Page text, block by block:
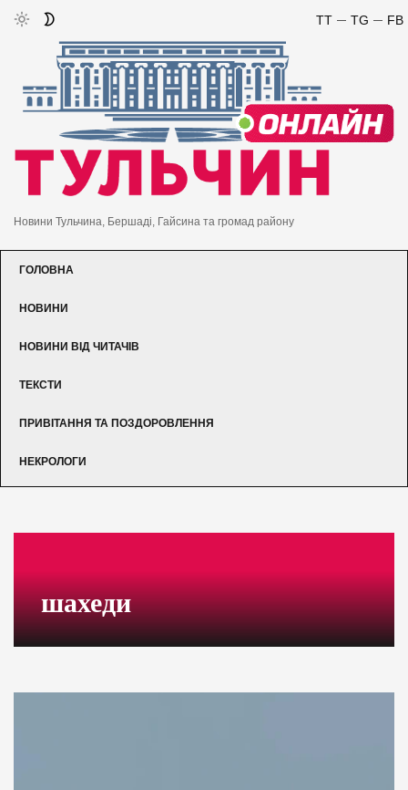
FB
TG
TT
Новини Тульчина, Бершаді, Гайсина та громад району
ГОЛОВНА
НОВИНИ
НОВИНИ ВІД ЧИТАЧІВ
ТЕКСТИ
ПРИВІТАННЯ ТА ПОЗДОРОВЛЕННЯ
НЕКРОЛОГИ
шахеди